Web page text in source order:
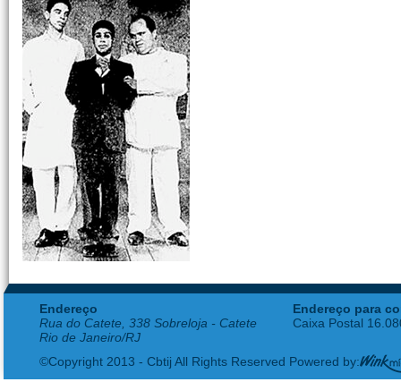
Endereço
Rua do Catete, 338 Sobreloja - Catete
Rio de Janeiro/RJ
Endereço para
Caixa Postal
©Copyright 2013 - Cbtij All Rights Reserved Powered by: